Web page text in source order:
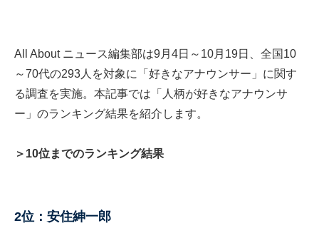
All About ニュース編集部は9月4日～10月19日、全国10
～70代の293人を対象に「好きなアナウンサー」に関す
る調査を実施。本記事では「人柄が好きなアナウンサ
ー」のランキング結果を紹介します。
＞10位までのランキング結果
2位：安住紳一郎